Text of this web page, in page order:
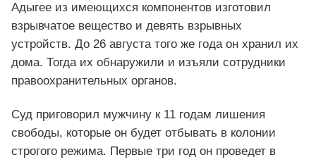
Адыгее из имеющихся компонентов изготовил
взрывчатое вещество и девять взрывных
устройств. До 26 августа того же года он хранил их
дома. Тогда их обнаружили и изъяли сотрудники
правоохранительных органов.
Суд приговорил мужчину к 11 годам лишения
свободы, которые он будет отбывать в колонии
строгого режима. Первые три год он проведет в